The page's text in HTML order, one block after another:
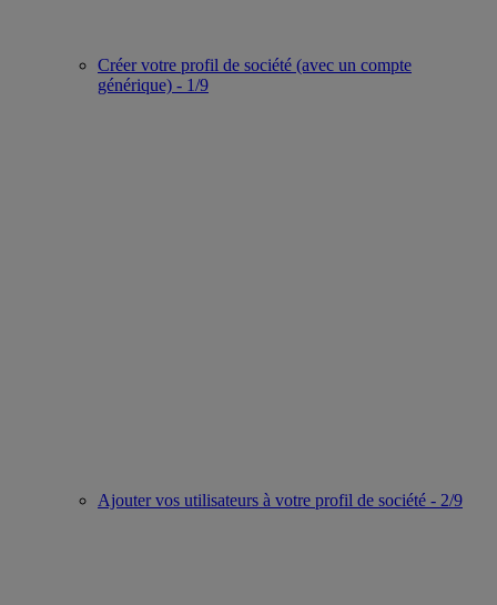
Créer votre profil de société (avec un compte
générique) - 1/9
Ajouter vos utilisateurs à votre profil de société - 2/9